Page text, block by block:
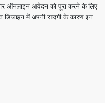
ऑनलाइन आवेदन को पूरा करने के लिए
में अपनी सादगी के कारण इन